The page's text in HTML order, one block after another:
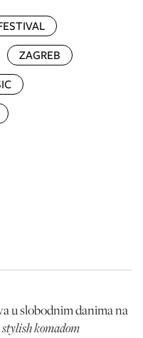
ZAGREB
u slobodnim danima na
stylish komadom